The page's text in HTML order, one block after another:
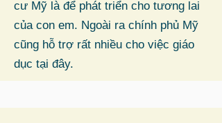
cư Mỹ là để phát triển cho tương lai
của con em. Ngoài ra chính phủ Mỹ
cũng hỗ trợ rất nhiều cho việc giáo
dục tại đây.